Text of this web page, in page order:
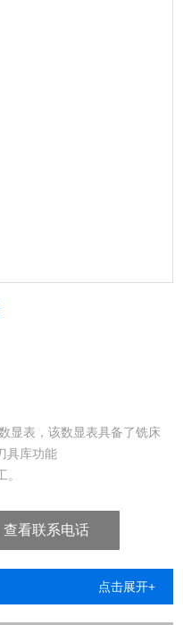
显表，该数显表具备了铣床
具库功能
查看联系电话
点击展开+